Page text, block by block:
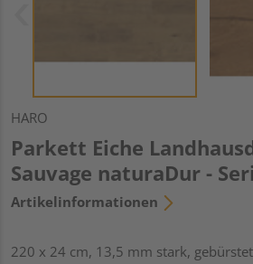
HARO
Parkett Eiche
Sauvage naturaDur -
Artikelinformationen
220 x 24 cm, 13,5 mm stark,